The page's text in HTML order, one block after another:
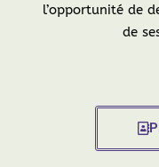
l’opportunité de
de